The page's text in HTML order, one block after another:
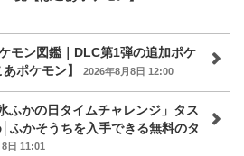
モン図鑑｜DLC第1弾の追加ポケ
ポケモン】
2026年8月8日 12:00
ふかの日タイムチャレンジ」タス
ふかそうちを入手できる無料のタ
日 11:01